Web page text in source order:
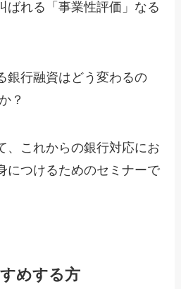
ばれる「事業性評価」なる
銀行融資はどう変わるの
？
、これからの銀行対応にお
につけるためのセミナーで
めする方